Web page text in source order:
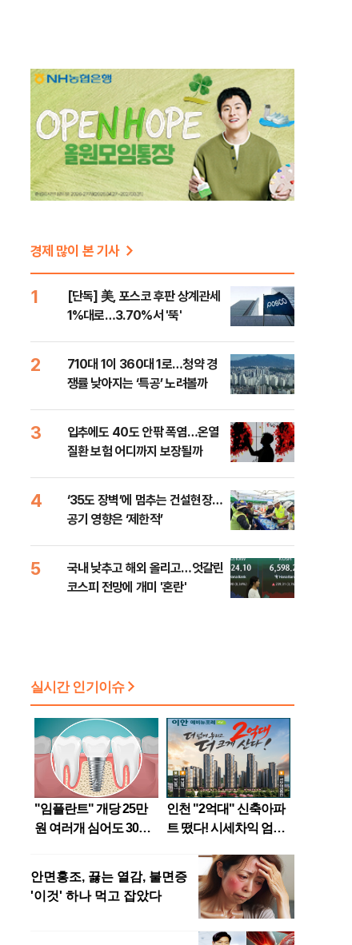
경제 많이 본 기사
1
[단독] 美, 포스코 후판 상계관세
1%대로…3.70%서 '뚝'
2
710대 1이 360대 1로…청약 경
쟁률 낮아지는 ‘특공’ 노려볼까
3
입추에도 40도 안팎 폭염…온열
질환 보험 어디까지 보장될까
4
‘35도 장벽’에 멈추는 건설현장…
공기 영향은 ‘제한적’
5
국내 낮추고 해외 올리고…엇갈린
코스피 전망에 개미 '혼란'